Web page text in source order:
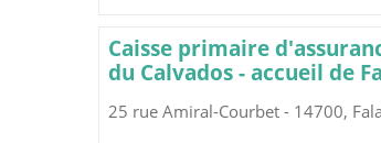
Caisse primaire
du Calvados - accueil de
25 rue Amiral-Courbet - 14700,